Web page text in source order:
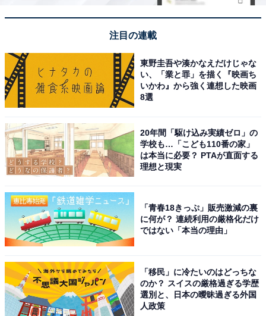
楽天トラベルでは、各宿泊施設がオリジナルで発行する
す。掘り出し物もあるかもしれません。割引額や配布枚
数は宿泊施設によって異なるので、お得なクーポンをぜ
ひ探してみてください。
楽天トラベルで宿クーポンを探す
※掲載されている情報は記事公開時のものです。あらか
じめご了承ください。 また、記事中の宿泊プランを予約
すると、売上の一部がオールアバウトに還元されること
があります。
注目の連載
東野圭吾や湊かなえだけじゃな
い、「業と罪」を描く『映画ち
いかわ』から強く連想した映画
8選
20年間「駆け込み実績ゼロ」の
学校も…「こども110番の家」
は本当に必要？ PTAが直面する
理想と現実
「青春18きっぷ」販売激減の裏
に何が？ 連続利用の厳格化だけ
ではない「本当の理由」
「移民」に冷たいのはどっちな
のか？ スイスの厳格過ぎる学歴
選別と、日本の曖昧過ぎる外国
人政策